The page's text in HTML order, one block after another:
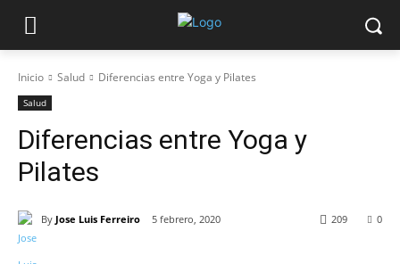
Inicio Salud Diferencias entre Yoga y Pilates
Salud
Diferencias entre Yoga y
Pilates
By Jose Luis Ferreiro 5 febrero, 2020 0
209